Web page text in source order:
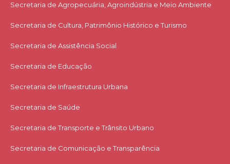
Secretaria de Agropecuária, Agroindústria e Meio Ambiente
Secretaria de Cultura, Patrimônio Histórico e Turismo
Secretaria de Assistência Social
Secretaria de Educação
Secretaria de Infraestrutura Urbana
Secretaria de Saúde
Secretaria de Transporte e Trânsito Urbano
Secretaria de Comunicação e Transparência